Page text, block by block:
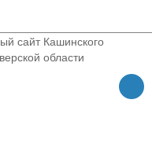
сайт Кашинского
области